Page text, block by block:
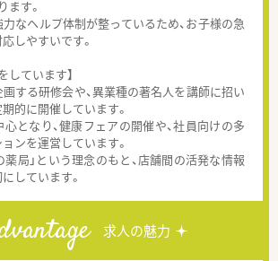
ます。
なヘルプ体制が整っているため、お子様の急
しやすいです。
しています】
する研修会や、異業種の著名人を講師に招い
的に開催しています。
となり、健康フェアの開催や、社員向けの多
ンを運営しています。
局」という理念のもと、店舗間の活発な情報
しています。
求人の魅力